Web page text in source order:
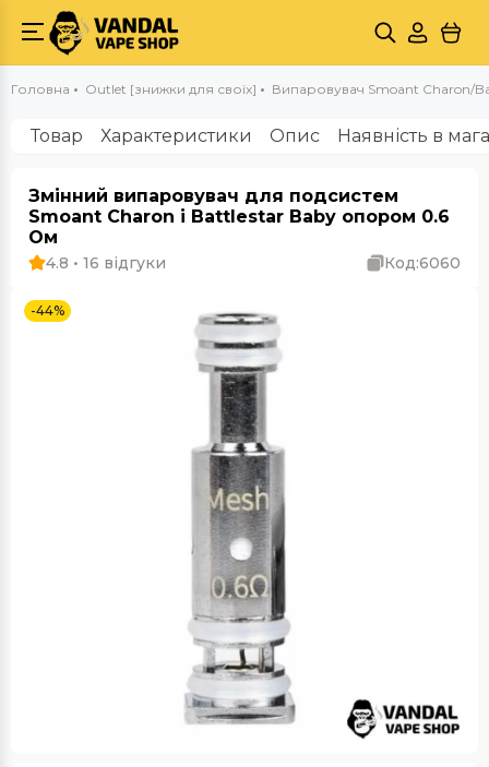
Головна Outlet [знижки для своїх] Випаровувач Smoant Charon/
Товар Характеристики Опис Наявність в
Змінний випаровувач для подсистем
Smoant Charon і Battlestar Baby опором 0.6
Ом
4.8 • 16 відгуки Код:6060
-44%